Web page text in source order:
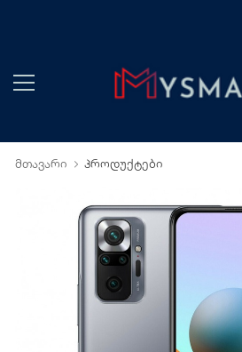
მთავარი პროდუქტები